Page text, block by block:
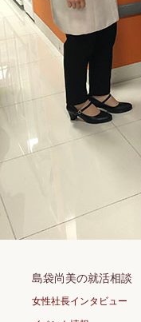
島袋尚美の就活相談
女性社長インタビュー